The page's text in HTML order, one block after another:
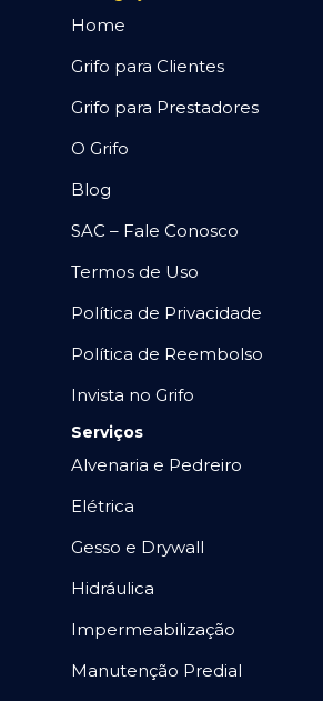
Home
Grifo para Clientes
Grifo para Prestadores
O Grifo
Blog
SAC – Fale Conosco
Termos de Uso
Política de Privacidade
Política de Reembolso
Invista no Grifo
Serviços
Alvenaria e Pedreiro
Elétrica
Gesso e Drywall
Hidráulica
Impermeabilização
Manutenção Predial